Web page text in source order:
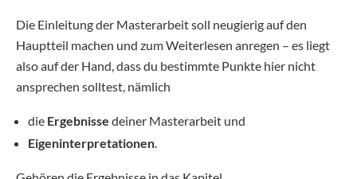
Die Einleitung der Masterarbeit soll neugierig auf den
Hauptteil machen und zum Weiterlesen anregen – es liegt
also auf der Hand, dass du bestimmte Punkte hier nicht
ansprechen solltest, nämlich
die Ergebnisse deiner Masterarbeit und
Eigeninterpretationen.